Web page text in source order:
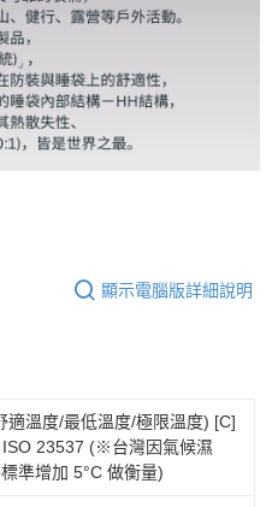
顯示電腦版詳細說明
適溫度/最低溫度/極限溫度) [C]
ISO 23537 (※台灣因氣候濕
準增加 5°C 做衡量)